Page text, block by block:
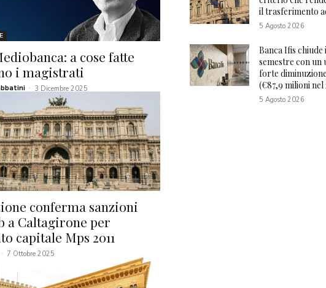
a cose fatte
i magistrati
- 3 Dicembre 2025
conferma sanzioni
a Caltagirone per
capitale Mps 2011
- 7 Ottobre 2025
il trasferimento
5 Agosto 2026
Banca Ifis
semestre con un
forte
(€87,9 milioni nel
5 Agosto 2026